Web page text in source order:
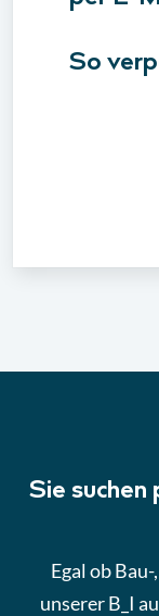
So
Sie
Egal ob
unserer B_I